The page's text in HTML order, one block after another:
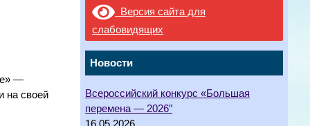
Версия сайта для
слабовидящих
Новости
Всероссийский конкурс «Большая
перемена — 2026″
—
на своей